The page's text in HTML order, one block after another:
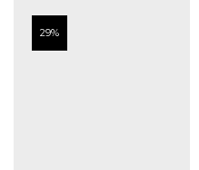
29%